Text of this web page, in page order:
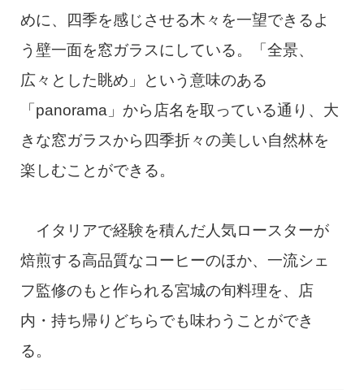
めに、四季を感じさせる木々を一望できるよ
う壁一面を窓ガラスにしている。「全景、
広々とした眺め」という意味のある
「panorama」から店名を取っている通り、大
きな窓ガラスから四季折々の美しい自然林を
楽しむことができる。
イタリアで経験を積んだ人気ロースターが
焙煎する高品質なコーヒーのほか、一流シェ
フ監修のもと作られる宮城の旬料理を、店
内・持ち帰りどちらでも味わうことができ
る。